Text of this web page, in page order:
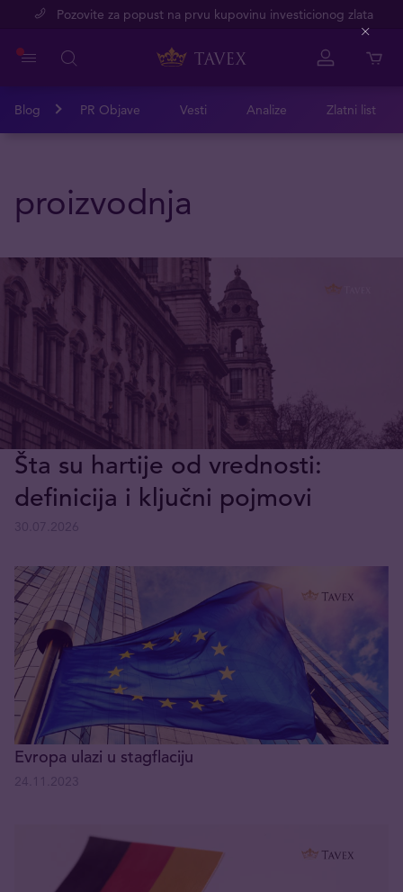
Pozovite za popust na prvu kupovinu investicionog zlata
Blog PR Objave Vesti Analize Zlatni list
proizvodnja
Šta su hartije od vrednosti:
definicija i ključni pojmovi
Evropa ulazi u stagflaciju
Close